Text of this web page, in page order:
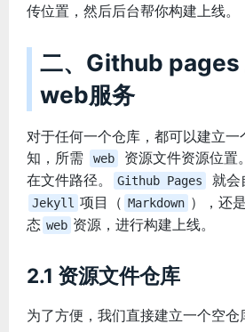
传位置，然后后台帮你构建上线。
二、Github pages
web服务
对于任何一个仓库，都可以建立
知，所需
web
资源文件资源位置
在文件路径。
Github Pages 就会
Jekyll 项目（ Markdown ），还
态 web 资源，进行构建上线。
2.1 资源文件仓库
为了方便，我们直接建立一个空仓